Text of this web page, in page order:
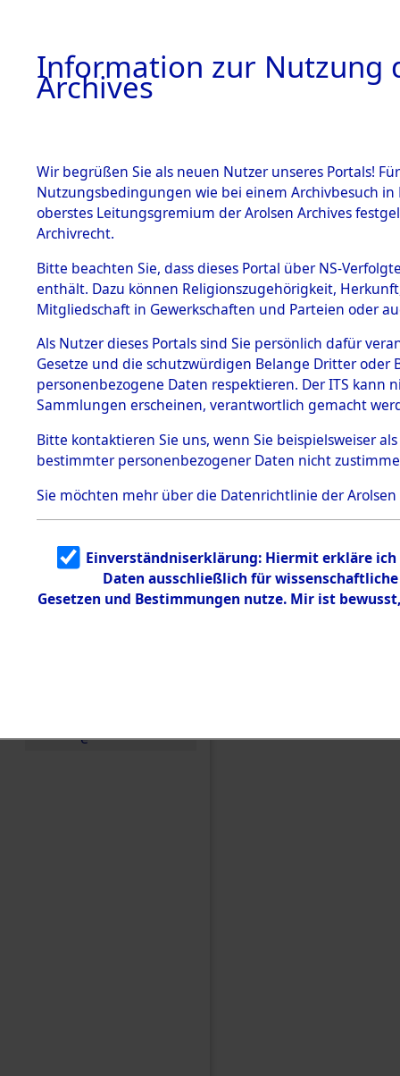
BESTÄNDE
1.
mente
5. Verschiedenes
5.3
Todesmärsche
5.3.1 Alliierte
Erhebungen
zu
Todesmärsch
en
5.3.2
Identifizierun
g
5.3.3
Todesmärsch
e
0296
Information zur Nutzung
Archives
Wir begrüßen Sie als neuen Nutzer unseres Portals!
Nutzungsbedingungen wie bei einem Archivbesuch
oberstes Leitungsgremium der Arolsen Archives
Archivrecht.
Bitte beachten Sie, dass dieses Portal über NS-
enthält. Dazu können Religionszugehörigkeit,
Mitgliedschaft in Gewerkschaften und Parteien oder
Als Nutzer dieses Portals sind Sie persönlich dafür
Gesetze und die schutzwürdigen Belange Dritter
personenbezogene Daten respektieren. Der ITS
Sammlungen erscheinen, verantwortlich gemacht
Bitte kontaktieren Sie uns, wenn Sie beispielsweiser
bestimmter personenbezogener Daten nicht
Sie möchten mehr über die Datenrichtlinie der Arolsen
Einverständniserklärung: Hiermit erkläre
Daten ausschließlich für
Gesetzen und Bestimmungen nutze. Mir ist